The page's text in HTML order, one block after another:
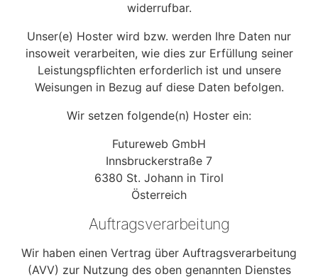
widerrufbar.
Unser(e) Hoster wird bzw. werden Ihre Daten nur
insoweit verarbeiten, wie dies zur Erfüllung seiner
Leistungspflichten erforderlich ist und unsere
Weisungen in Bezug auf diese Daten befolgen.
Wir setzen folgende(n) Hoster ein:
Futureweb GmbH
Innsbruckerstraße 7
6380 St. Johann in Tirol
Österreich
Auftragsverarbeitung
Wir haben einen Vertrag über Auftragsverarbeitung
(AVV) zur Nutzung des oben genannten Dienstes